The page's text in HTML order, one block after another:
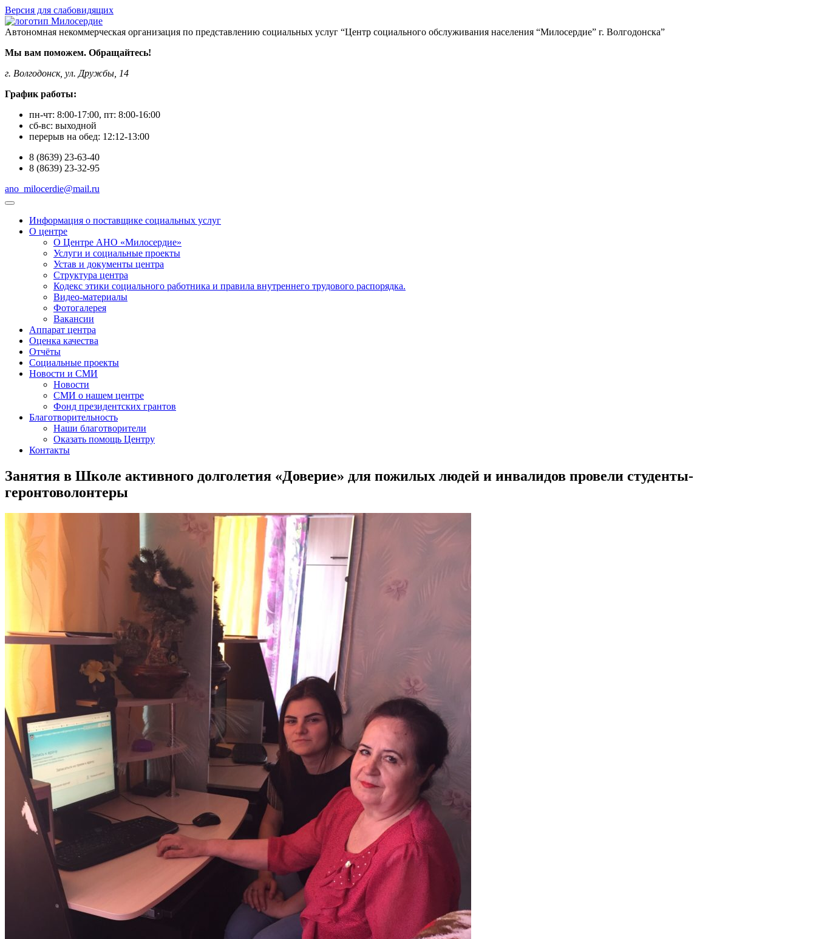
Версия для слабовидящих
Автономная некоммерческая организация по представлению социальных услуг “Центр социального обслуживания населения “Милосердие” г. Волгодонска”
Мы вам поможем. Обращайтесь!
г. Волгодонск, ул. Дружбы, 14
График работы:
пн-чт: 8:00-17:00, пт: 8:00-16:00
сб-вс: выходной
перерыв на обед: 12:12-13:00
8 (8639) 23-63-40
8 (8639) 23-32-95
ano_milocerdie@mail.ru
Информация о поставщике социальных услуг
О центре
О Центре АНО «Милосердие»
Услуги и социальные проекты
Устав и документы центра
Структура центра
Кодекс этики социального работника и правила внутреннего трудового распорядка.
Видео-материалы
Фотогалерея
Вакансии
Аппарат центра
Оценка качества
Отчёты
Социальные проекты
Новости и СМИ
Новости
СМИ о нашем центре
Фонд президентских грантов
Благотворительность
Наши благотворители
Оказать помощь Центру
Контакты
Занятия в Школе активного долголетия «Доверие» для пожилых людей и инвалидов провели студенты-
геронтоволонтеры